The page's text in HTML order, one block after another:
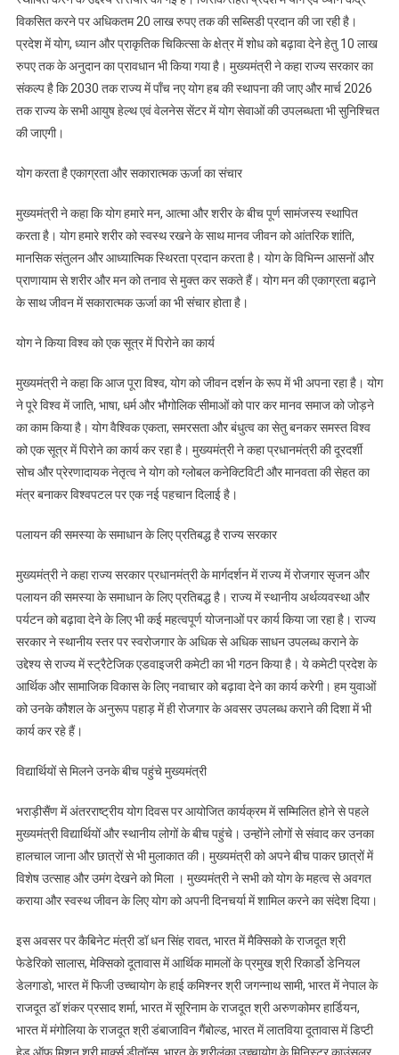
विकसित करने पर अधिकतम 20 लाख रुपए तक की सब्सिडी प्रदान की जा रही है।
प्रदेश में योग, ध्यान और प्राकृतिक चिकित्सा के क्षेत्र में शोध को बढ़ावा देने हेतु 10 लाख
रुपए तक के अनुदान का प्रावधान भी किया गया है। मुख्यमंत्री ने कहा राज्य सरकार का
संकल्प है कि 2030 तक राज्य में पाँच नए योग हब की स्थापना की जाए और मार्च 2026
तक राज्य के सभी आयुष हेल्थ एवं वेलनेस सेंटर में योग सेवाओं की उपलब्धता भी सुनिश्चित
की जाएगी।
योग करता है एकाग्रता और सकारात्मक ऊर्जा का संचार
मुख्यमंत्री ने कहा कि योग हमारे मन, आत्मा और शरीर के बीच पूर्ण सामंजस्य स्थापित
करता है। योग हमारे शरीर को स्वस्थ रखने के साथ मानव जीवन को आंतरिक शांति,
मानसिक संतुलन और आध्यात्मिक स्थिरता प्रदान करता है। योग के विभिन्न आसनों और
प्राणायाम से शरीर और मन को तनाव से मुक्त कर सकते हैं। योग मन की एकाग्रता बढ़ाने
के साथ जीवन में सकारात्मक ऊर्जा का भी संचार होता है।
योग ने किया विश्व को एक सूत्र में पिरोने का कार्य
मुख्यमंत्री ने कहा कि आज पूरा विश्व, योग को जीवन दर्शन के रूप में भी अपना रहा है। योग
ने पूरे विश्व में जाति, भाषा, धर्म और भौगोलिक सीमाओं को पार कर मानव समाज को जोड़ने
का काम किया है। योग वैश्विक एकता, समरसता और बंधुत्व का सेतु बनकर समस्त विश्व
को एक सूत्र में पिरोने का कार्य कर रहा है। मुख्यमंत्री ने कहा प्रधानमंत्री की दूरदर्शी
सोच और प्रेरणादायक नेतृत्व ने योग को ग्लोबल कनेक्टिविटी और मानवता की सेहत का
मंत्र बनाकर विश्वपटल पर एक नई पहचान दिलाई है।
पलायन की समस्या के समाधान के लिए प्रतिबद्ध है राज्य सरकार
मुख्यमंत्री ने कहा राज्य सरकार प्रधानमंत्री के मार्गदर्शन में राज्य में रोजगार सृजन और
पलायन की समस्या के समाधान के लिए प्रतिबद्ध है। राज्य में स्थानीय अर्थव्यवस्था और
पर्यटन को बढ़ावा देने के लिए भी कई महत्वपूर्ण योजनाओं पर कार्य किया जा रहा है। राज्य
सरकार ने स्थानीय स्तर पर स्वरोजगार के अधिक से अधिक साधन उपलब्ध कराने के
उद्देश्य से राज्य में स्ट्रैटेजिक एडवाइजरी कमेटी का भी गठन किया है। ये कमेटी प्रदेश के
आर्थिक और सामाजिक विकास के लिए नवाचार को बढ़ावा देने का कार्य करेगी। हम युवाओं
को उनके कौशल के अनुरूप पहाड़ में ही रोजगार के अवसर उपलब्ध कराने की दिशा में भी
कार्य कर रहे हैं।
विद्यार्थियों से मिलने उनके बीच पहुंचे मुख्यमंत्री
भराड़ीसैंण में अंतरराष्ट्रीय योग दिवस पर आयोजित कार्यक्रम में सम्मिलित होने से पहले
मुख्यमंत्री विद्यार्थियों और स्थानीय लोगों के बीच पहुंचे। उन्होंने लोगों से संवाद कर उनका
हालचाल जाना और छात्रों से भी मुलाकात की। मुख्यमंत्री को अपने बीच पाकर छात्रों में
विशेष उत्साह और उमंग देखने को मिला । मुख्यमंत्री ने सभी को योग के महत्व से अवगत
कराया और स्वस्थ जीवन के लिए योग को अपनी दिनचर्या में शामिल करने का संदेश दिया।
इस अवसर पर कैबिनेट मंत्री डॉ धन सिंह रावत, भारत में मैक्सिको के राजदूत श्री
फेडेरिको सालास, मेक्सिको दूतावास में आर्थिक मामलों के प्रमुख श्री रिकार्डो डेनियल
डेलगाडो, भारत में फिजी उच्चायोग के हाई कमिश्नर श्री जगन्नाथ सामी, भारत में नेपाल के
राजदूत डॉ शंकर प्रसाद शर्मा, भारत में सूरिनाम के राजदूत श्री अरुणकोमर हार्डियन,
भारत में मंगोलिया के राजदूत श्री डंबाजाविन गैंबोल्ड, भारत में लातविया दूतावास में डिप्टी